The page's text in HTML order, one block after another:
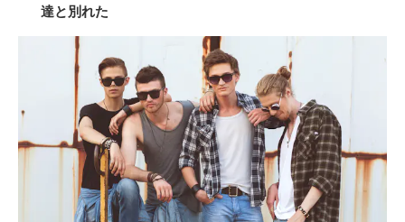
達と別れた